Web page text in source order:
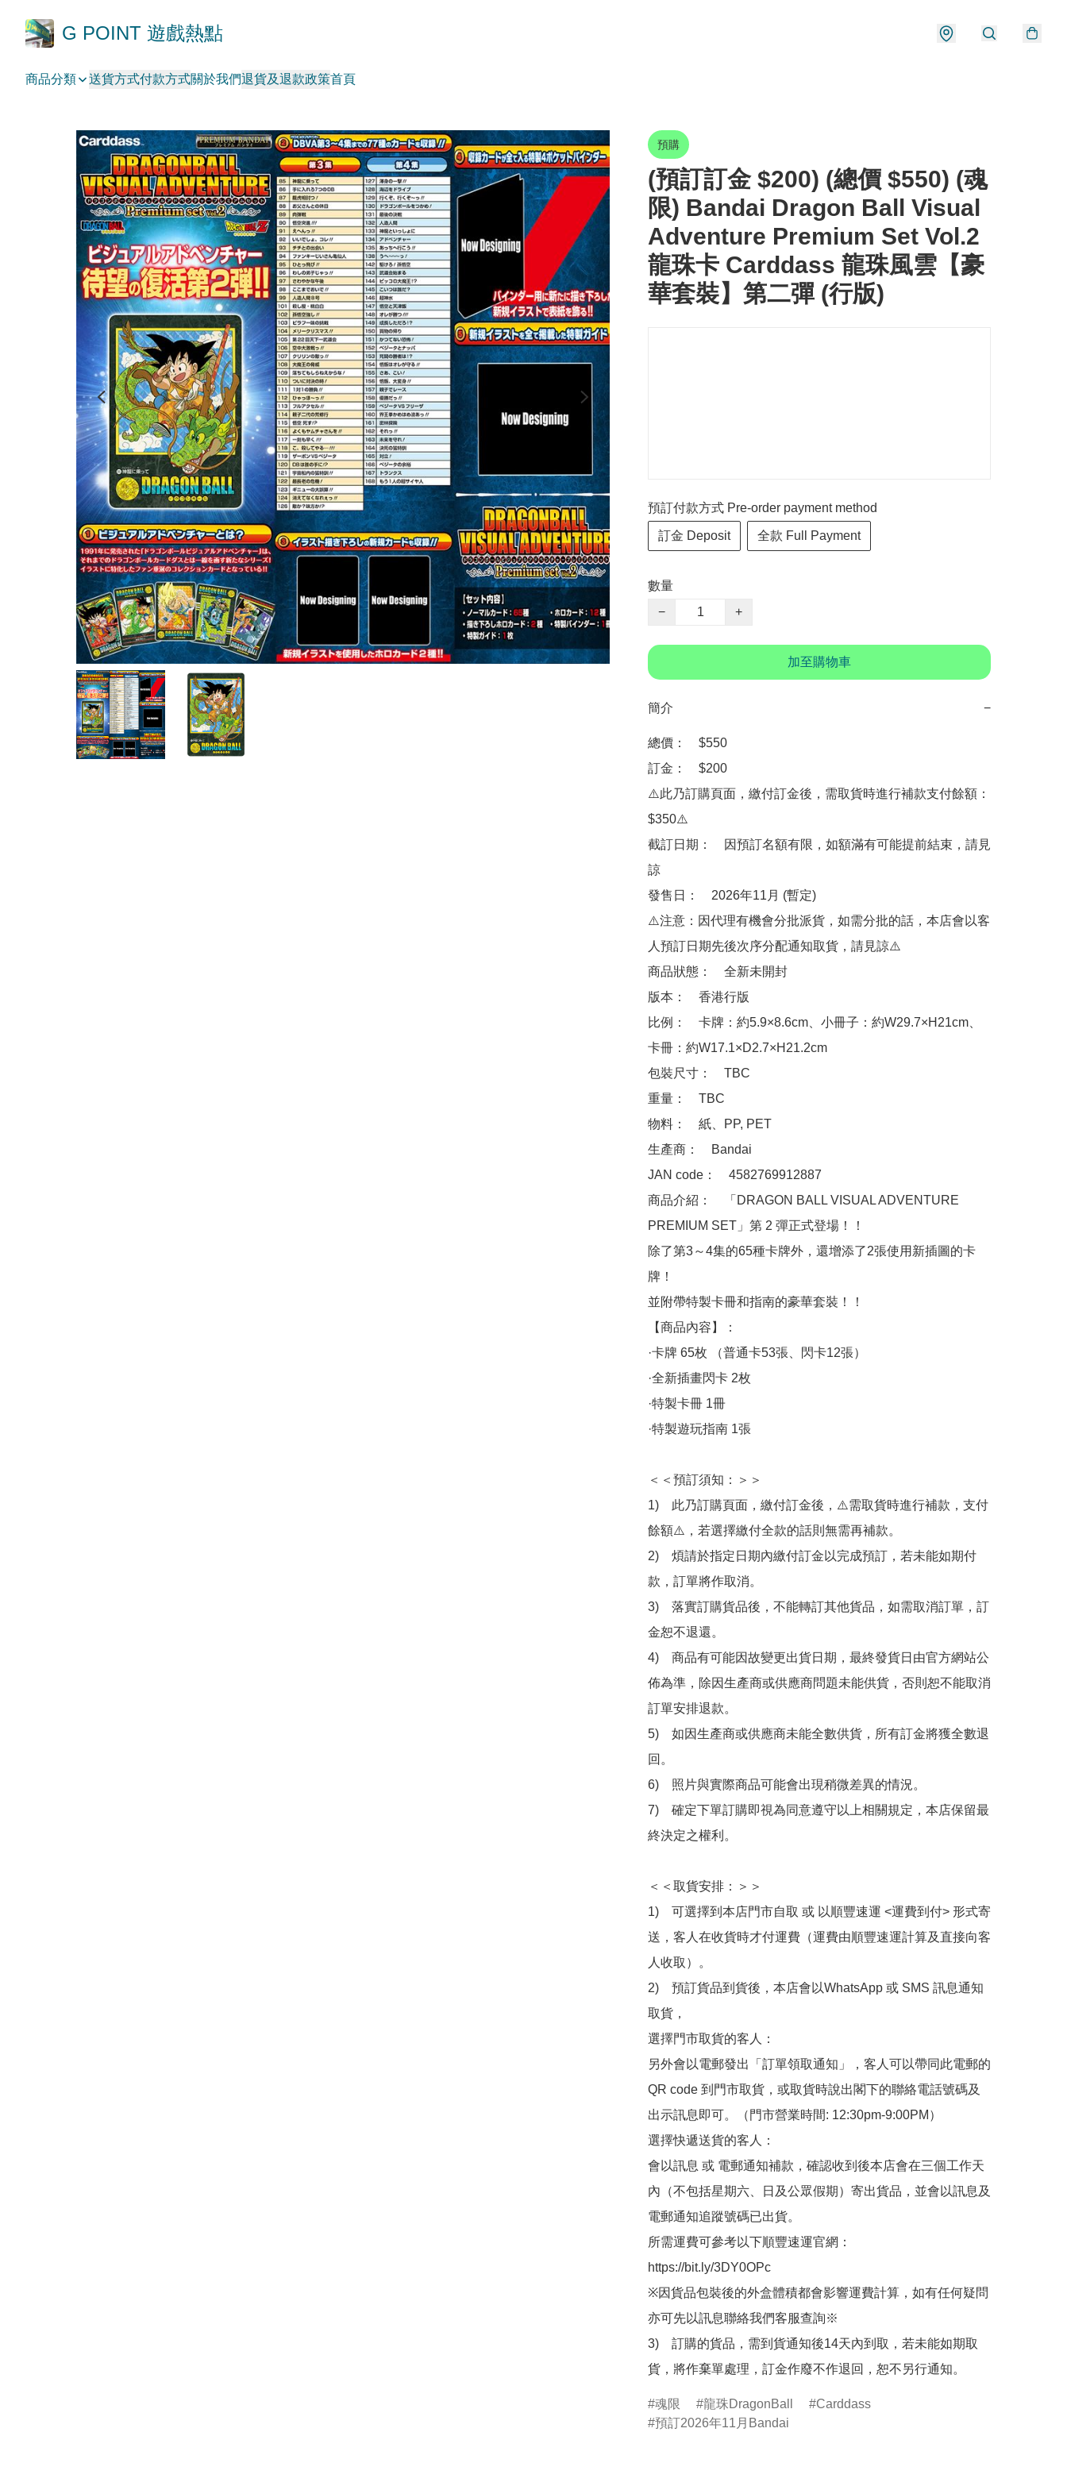
G POINT 遊戲熱點
商品分類 送貨方式付款方式關於我們退貨及退款政策首頁
預購
(預訂訂金 $200) (總價 $550) (魂
限) Bandai Dragon Ball Visual
Adventure Premium Set Vol.2
龍珠卡 Carddass 龍珠風雲【豪
華套裝】第二彈 (行版)
預訂付款方式 Pre-order payment method
訂金 Deposit 全款 Full Payment
數量
−
+
加至購物車
簡介 −
總價：　$550
訂金：　$200
⚠️此乃訂購頁面，繳付訂金後，需取貨時進行補款支付餘額：
$350⚠️
截訂日期：　因預訂名額有限，如額滿有可能提前結束，請見
諒
發售日：　2026年11月 (暫定)
⚠️注意：因代理有機會分批派貨，如需分批的話，本店會以客
人預訂日期先後次序分配通知取貨，請見諒⚠️
商品狀態：　全新未開封
版本：　香港行版
比例：　卡牌：約5.9×8.6cm、小冊子：約W29.7×H21cm、
卡冊：約W17.1×D2.7×H21.2cm
包裝尺寸：　TBC
重量：　TBC
物料：　紙、PP, PET
生產商：　Bandai
JAN code：　4582769912887
商品介紹：　「DRAGON BALL VISUAL ADVENTURE
PREMIUM SET」第 2 彈正式登場！！
除了第3～4集的65種卡牌外，還增添了2張使用新插圖的卡
牌！
並附帶特製卡冊和指南的豪華套裝！！
【商品內容】：
·卡牌 65枚 （普通卡53張、閃卡12張）
·全新插畫閃卡 2枚
·特製卡冊 1冊
·特製遊玩指南 1張
＜＜預訂須知：＞＞
1)　此乃訂購頁面，繳付訂金後，⚠️需取貨時進行補款，支付
餘額⚠️，若選擇繳付全款的話則無需再補款。
2)　煩請於指定日期內繳付訂金以完成預訂，若未能如期付
款，訂單將作取消。
3)　落實訂購貨品後，不能轉訂其他貨品，如需取消訂單，訂
金恕不退還。
4)　商品有可能因故變更出貨日期，最終發貨日由官方網站公
佈為準，除因生產商或供應商問題未能供貨，否則恕不能取消
訂單安排退款。
5)　如因生產商或供應商未能全數供貨，所有訂金將獲全數退
回。
6)　照片與實際商品可能會出現稍微差異的情況。
7)　確定下單訂購即視為同意遵守以上相關規定，本店保留最
終決定之權利。
＜＜取貨安排：＞＞
1)　可選擇到本店門市自取 或 以順豐速運 <運費到付> 形式寄
送，客人在收貨時才付運費（運費由順豐速運計算及直接向客
人收取）。
2)　預訂貨品到貨後，本店會以WhatsApp 或 SMS 訊息通知
取貨，
選擇門市取貨的客人：
另外會以電郵發出「訂單領取通知」，客人可以帶同此電郵的
QR code 到門市取貨，或取貨時說出閣下的聯絡電話號碼及
出示訊息即可。（門市營業時間: 12:30pm-9:00PM）
選擇快遞送貨的客人：
會以訊息 或 電郵通知補款，確認收到後本店會在三個工作天
內（不包括星期六、日及公眾假期）寄出貨品，並會以訊息及
電郵通知追蹤號碼已出貨。
所需運費可參考以下順豐速運官網：
https://bit.ly/3DY0OPc
※因貨品包裝後的外盒體積都會影響運費計算，如有任何疑問
亦可先以訊息聯絡我們客服查詢※
3)　訂購的貨品，需到貨通知後14天內到取，若未能如期取
貨，將作棄單處理，訂金作廢不作退回，恕不另行通知。
魂限 龍珠DragonBall
Carddass
預訂2026年11月Bandai